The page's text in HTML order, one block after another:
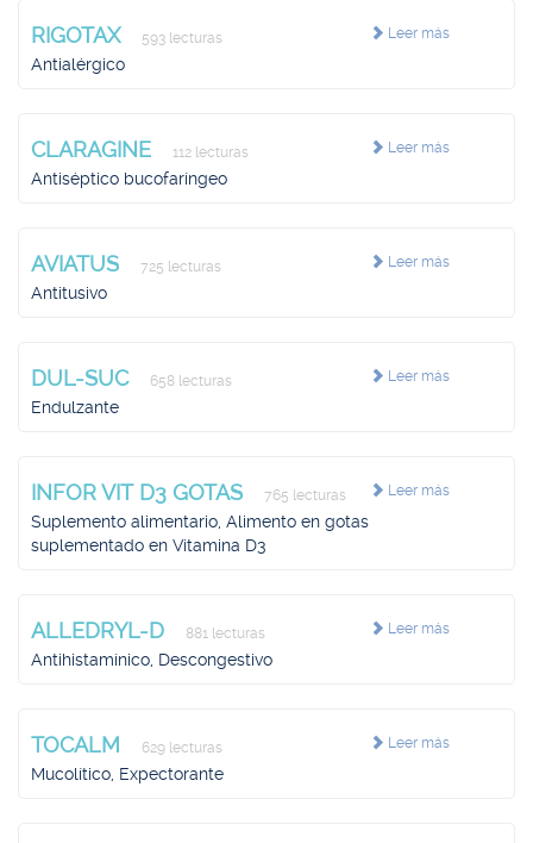
Leer más
RIGOTAX 593 lecturas
Antialérgico
Leer más
CLARAGINE 112 lecturas
Antiséptico bucofaríngeo
Leer más
AVIATUS 725 lecturas
Antitusivo
Leer más
DUL-SUC 658 lecturas
Endulzante
Leer más
INFOR VIT D3 GOTAS 765 lecturas
Suplemento alimentario, Alimento en gotas
suplementado en Vitamina D3
Leer más
ALLEDRYL-D 881 lecturas
Antihistamínico, Descongestivo
Leer más
TOCALM 629 lecturas
Mucolítico, Expectorante